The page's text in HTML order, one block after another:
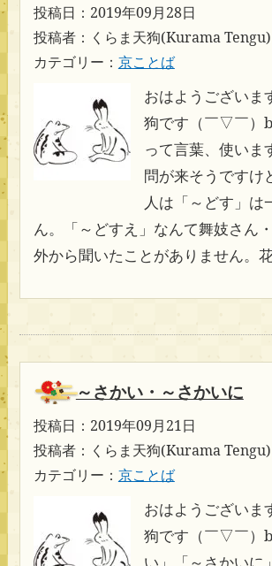
投稿日：2019年09月28日
投稿者：くらま天狗(Kurama Tengu)
カテゴリー： 京ことば
おはようございま
狗です（￣▽￣）b
って言葉、使いま
問が来そうですけ
人は「～どす」は
ん。「～どすえ」なんて舞妓さん
外から聞いたことがありません。
～さかい・～さかいに
投稿日：2019年09月21日
投稿者：くらま天狗(Kurama Tengu)
カテゴリー： 京ことば
おはようございま
狗です（￣▽￣）
い」「～さかいに